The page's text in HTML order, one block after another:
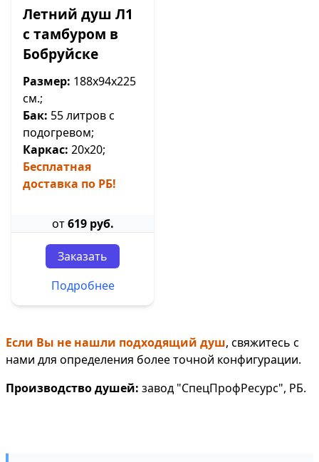
Летний душ Л1
с тамбуром в
Бобруйске
Размер: 188х94х225
см.;
Бак: 55 литровс
подогревом;
Каркас: 20х20;
Бесплатная
доставка по РБ!
от619 руб.
Заказать
Подробнее
Если Вы не нашли подходящий душ, свяжитесь с
нами для определения более точной конфигурации.
Производство душей: завод "СпецПрофРесурс", РБ.